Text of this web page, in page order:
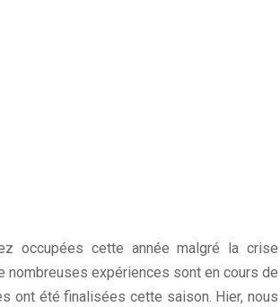
occupées cette année malgré la crise
nombreuses expériences sont en cours de
ont été finalisées cette saison. Hier, nous